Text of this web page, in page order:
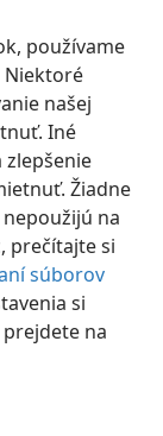
používame
Niektoré
našej
Iné
Žiadne
na
prečítajte si
súborov
si
na
of Pennsylvania
súkromia